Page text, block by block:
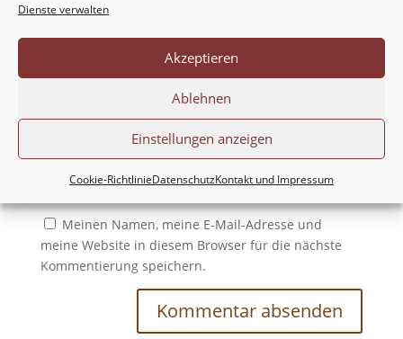
Dienste verwalten
Akzeptieren
Ablehnen
Einstellungen anzeigen
Cookie-RichtlinieDatenschutzKontakt und Impressum
Meinen Namen, meine E-Mail-Adresse und
meine Website in diesem Browser für die nächste
Kommentierung speichern.